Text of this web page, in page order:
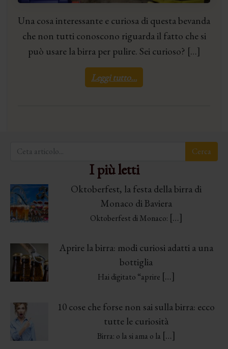
Una cosa interessante e curiosa di questa bevanda
che non tutti conoscono riguarda il fatto che si
può usare la birra per pulire. Sei curioso? […]
Leggi tutto…
I più letti
Oktoberfest, la festa della birra di
Monaco di Baviera
Oktoberfest di Monaco: […]
Aprire la birra: modi curiosi adatti a una
bottiglia
Hai digitato “aprire […]
10 cose che forse non sai sulla birra: ecco
tutte le curiosità
Birra: o la si ama o la […]